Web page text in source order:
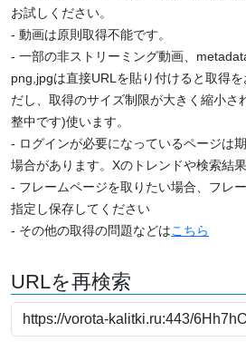
お試しください。
- 動画は原則取得不能です。
- 一部の非ストリーミング動画、
png,jpgは直接URLを貼り付けると取得
だし、取得のサイズ制限が大きく縮小さ
整中です)使います。
- ログインが必要になっているページは
場合があります。Xのトレンドや検索結
- フレームページを取りたい場合、フレ
指定し保存してください
- その他の取得の問題などはこちら
URLを再検索